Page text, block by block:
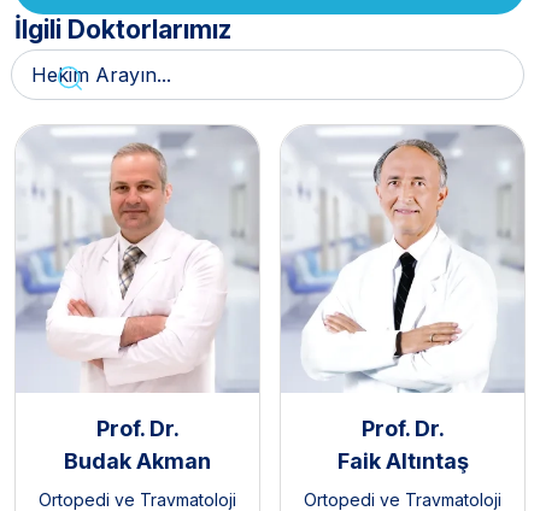
İlgili Doktorlarımız
Prof. Dr.
Budak Akman
Ortopedi ve Travmatoloji
Prof. Dr.
Faik Altıntaş
Ortopedi ve Travmatoloji